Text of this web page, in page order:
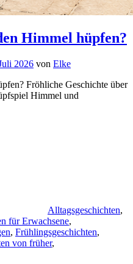
Himmel hüpfen?
2026 von Elke
Fröhliche Geschichte über
Himmel und
Alltagsgeschichten,
für Erwachsene,
, Frühlingsgeschichten,
von früher,